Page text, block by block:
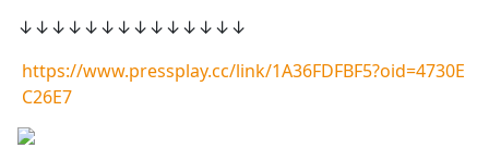
↓↓↓↓↓↓↓↓↓↓↓↓↓↓
https://www.pressplay.cc/link/1A36FDFBF5?oid=4730E
C26E7